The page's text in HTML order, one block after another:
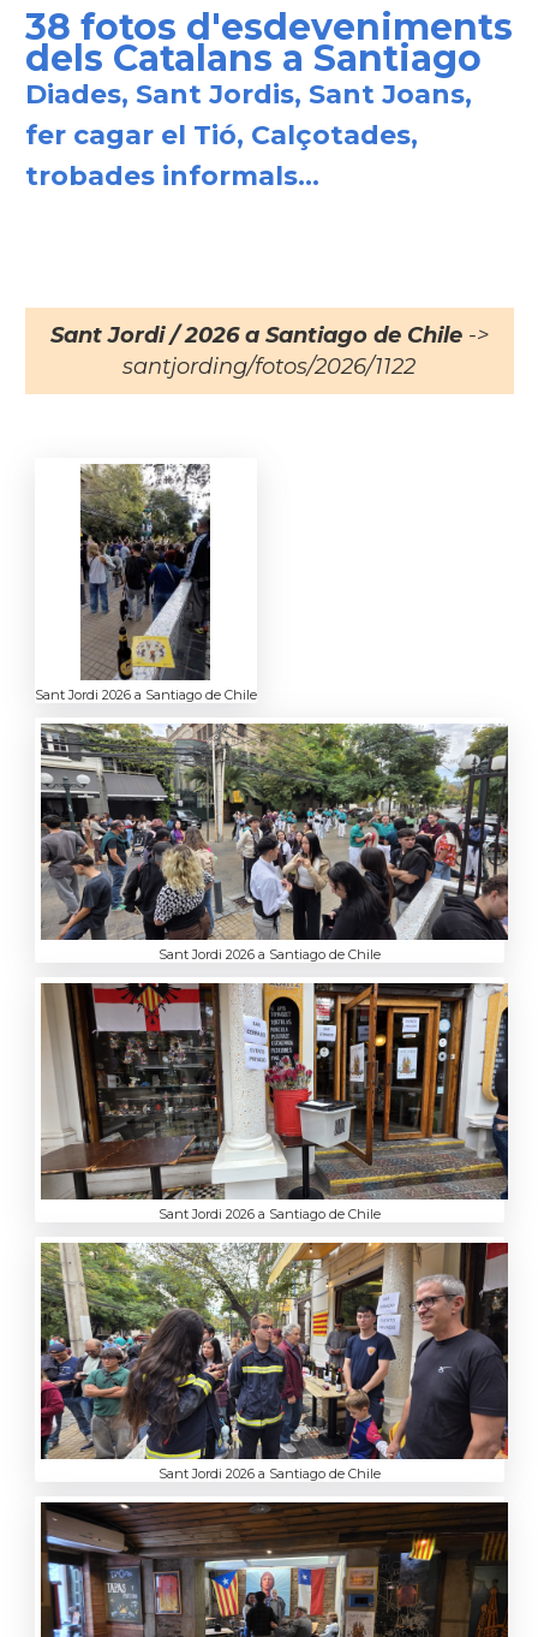
38 fotos d'esdeveniments
dels Catalans a Santiago
Diades, Sant Jordis, Sant Joans,
fer cagar el Tió, Calçotades,
trobades informals...
Sant Jordi / 2026 a Santiago de Chile->
santjording/fotos/2026/1122
Sant Jordi 2026 a Santiago de Chile
Sant Jordi 2026 a Santiago de Chile
Sant Jordi 2026 a Santiago de Chile
Sant Jordi 2026 a Santiago de Chile